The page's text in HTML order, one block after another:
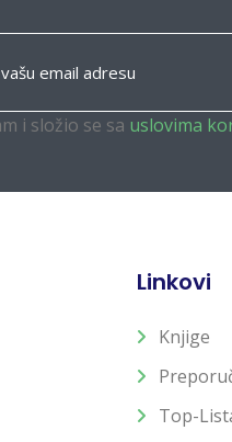
i složio se sa uslovima
Linkovi
Knjige
Top-